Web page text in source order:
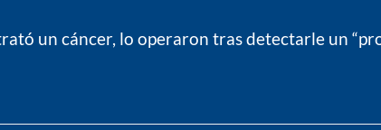
un cáncer, lo operaron tras detectarle un